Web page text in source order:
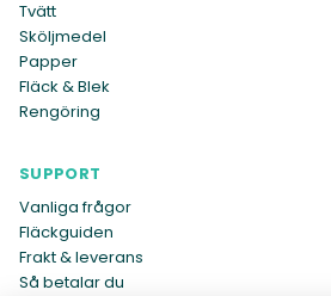
Tvätt
Sköljmedel
Papper
Fläck & Blek
Rengöring
SUPPORT
Vanliga frågor
Fläckguiden
Frakt & leverans
Så betalar du